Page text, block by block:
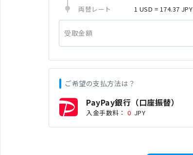
両替レート
1 USD = 174.37 JPY
受取金額
ご希望の支払方法は？
PayPay銀行（口座振替）
入金手数料： 0 JPY